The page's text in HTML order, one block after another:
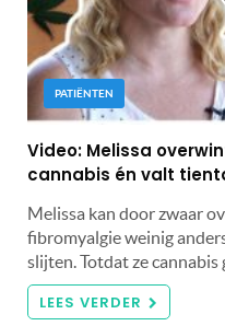
PATIËNTEN
Video: Melissa
cannabis én valt
Melissa kan door zwaar
fibromyalgie weinig
slijten. Totdat ze cannabis
LEES VERDER